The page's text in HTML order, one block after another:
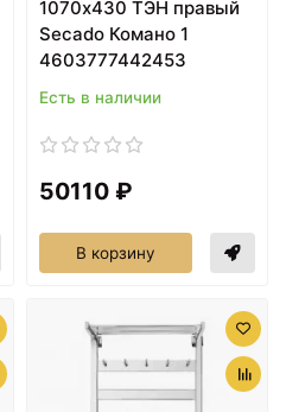
1070х430 ТЭН правый
Secado Комано 1
4603777442453
Есть в наличии
50110 ₽
В корзину